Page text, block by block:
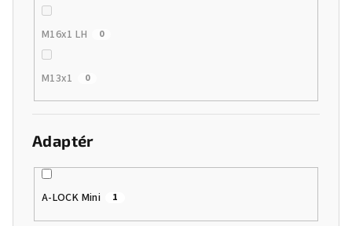
M16x1 LH 0
M13x1 0
Adaptér
A-LOCK Mini 1